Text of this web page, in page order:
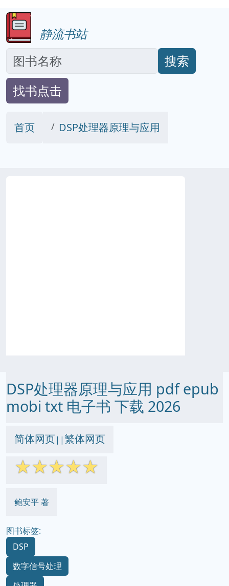
静流书站
搜索
找书点击
首页 DSP处理器原理与应用
DSP处理器原理与应用 pdf epub
mobi txt 电子书 下载 2026
简体网页||繁体网页
☆☆☆☆☆
鲍安平 著
图书标签:
DSP
数字信号处理